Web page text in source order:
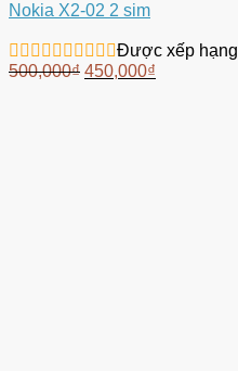
Nokia X2-02 2 sim
Được xếp hạng
500,000₫ 450,000₫